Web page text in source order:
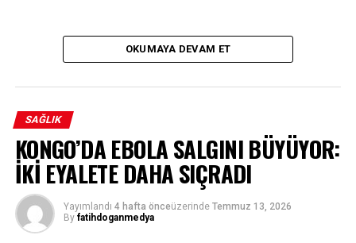
OKUMAYA DEVAM ET
SAĞLIK
KONGO’DA EBOLA SALGINI BÜYÜYOR:
İKİ EYALETE DAHA SIÇRADI
Yayımlandı 4 hafta önceüzerinde Temmuz 13, 2026
By fatihdoganmedya